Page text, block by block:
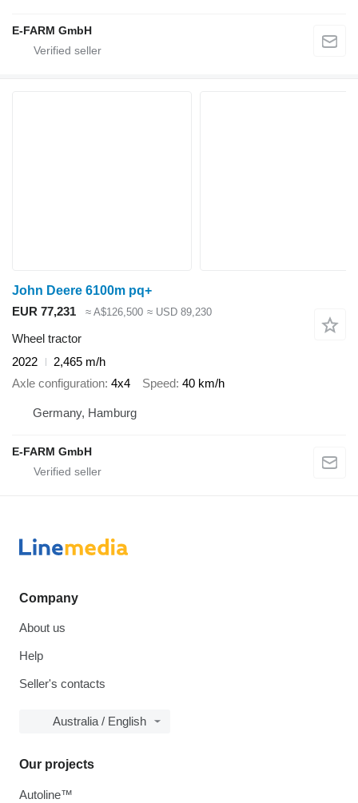
E-FARM GmbH
John Deere 6100m pq+
EUR 77,231
≈ A$126,500 ≈ USD 89,230
Wheel tractor
2022
2,465 m/h
Axle configuration 4x4 Speed 40 km/h
Germany, Hamburg
E-FARM GmbH
Company
About us
Help
Seller's contacts
Australia / English
Our projects
Autoline™